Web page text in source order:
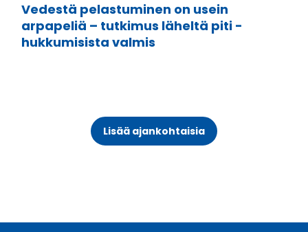
Vedestä pelastuminen on usein
arpapeliä – tutkimus läheltä piti -
hukkumisista valmis
Lisää ajankohtaisia